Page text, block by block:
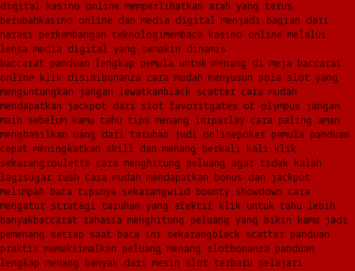
digital kasino online memperlihatkan arah yang terus
berubahkasino online dan media digital menjadi bagian dari
narasi perkembangan teknologimembaca kasino online melalui
lensa media digital yang semakin dinamis
baccarat panduan lengkap pemula untuk menang di meja baccarat
online klik disinibonanza cara mudah menyusun pola slot yang
menguntungkan jangan lewatkanblack scatter cara mudah
mendapatkan jackpot dari slot favoritgates of olympus jangan
main sebelum kamu tahu tips menang iniparlay cara paling aman
menghasilkan uang dari taruhan judi onlinepoker pemula panduan
cepat meningkatkan skill dan menang berkali kali klik
sekarangroulette cara menghitung peluang agar tidak kalah
lagisugar rush cara mudah mendapatkan bonus dan jackpot
melimpah baca tipsnya sekarangwild bounty showdown cara
mengatur strategi taruhan yang efektif klik untuk tahu lebih
banyakbaccarat rahasia menghitung peluang yang bikin kamu jadi
pemenang setiap saat baca ini sekarangblack scatter panduan
praktis memaksimalkan peluang menang slotbonanza panduan
lengkap menang banyak dari mesin slot terbaru pelajari